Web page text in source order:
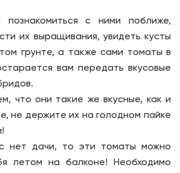
познакомиться с ними поближе,
их выращивания, увидеть кусты
грунте, а также сами томаты в
вам передать вкусовые
что они такие же вкусные, как и
не держите их на голодном пайке
нет дачи, то эти томаты можно
летом на балконе! Необходимо